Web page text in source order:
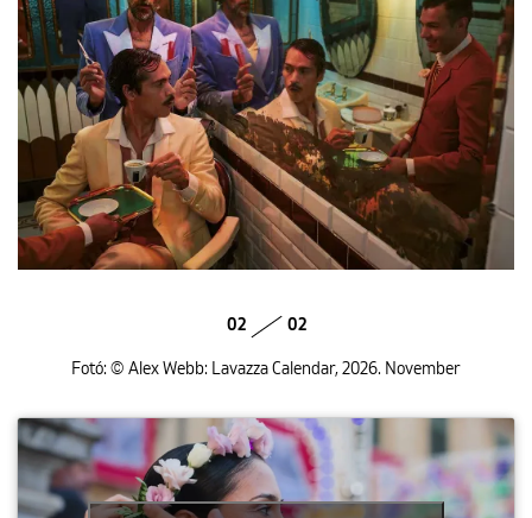
02 02
Fotó: © Alex Webb: Lavazza Calendar, 2026. November